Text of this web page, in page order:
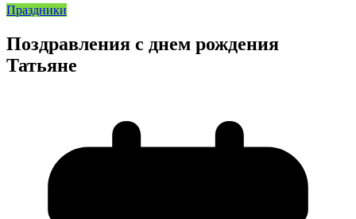
Праздники
Поздравления с днем рождения
Татьяне